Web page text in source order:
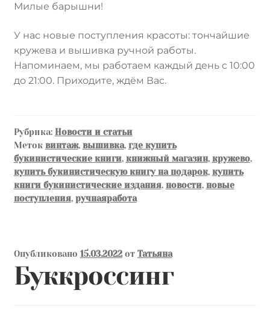
Милые барышни!
У нас новые поступления красоты: тончайшие
кружева и вышивка ручной работы.
Напоминаем, мы работаем каждый день с 10:00
до 21:00. Приходите, ждём Вас.
Рубрика: Новости и статьи
Меток винтаж, вышивка, где купить
букинистические книги, книжный магазин, кружево,
купить букинистическую книгу на подарок, купить
книги букинистические издания, новости, новые
поступления, ручнаяработа
Опубликовано 15.03.2022 от Татьяна
Буккроссинг